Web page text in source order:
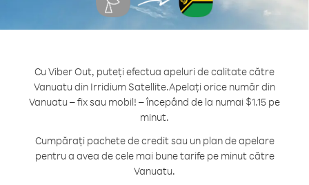
Cu Viber Out, puteți efectua apeluri de calitate către
Vanuatu din Irridium Satellite.Apelați orice număr din
Vanuatu – fix sau mobil! – începând de la numai $1.15 pe
minut.
Cumpărați pachete de credit sau un plan de apelare
pentru a avea de cele mai bune tarife pe minut către
Vanuatu.